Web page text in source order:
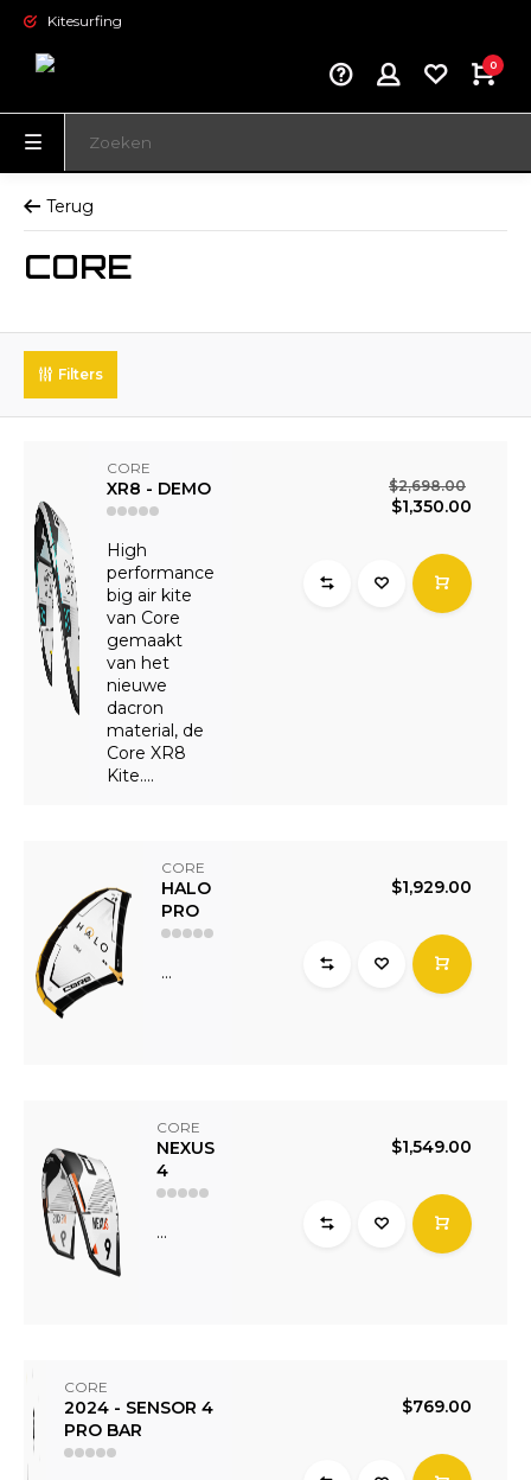
Kitesurfing
0
Terug
CORE
Filters
CORE
XR8 - DEMO
High
performance
big air kite
van Core
gemaakt
van het
nieuwe
dacron
material, de
Core XR8
Kite....
$2,698.00
$1,350.00
CORE
HALO
PRO
...
$1,929.00
CORE
NEXUS
4
...
$1,549.00
CORE
2024 - SENSOR 4
PRO BAR
$769.00